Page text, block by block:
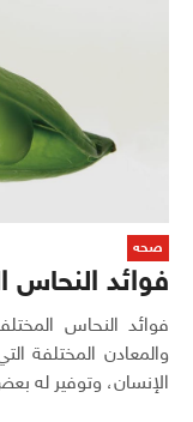
صحه
فوائد النحاس
فوائد النحاس
والمعادن المختلفة
الإنسان، وتوفير له